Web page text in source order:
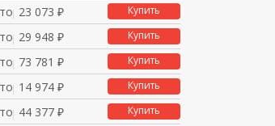
50
23 073 ₽ Купить
50
29 948 ₽ Купить
20
73 781 ₽ Купить
75
14 974 ₽ Купить
84
44 377 ₽ Купить